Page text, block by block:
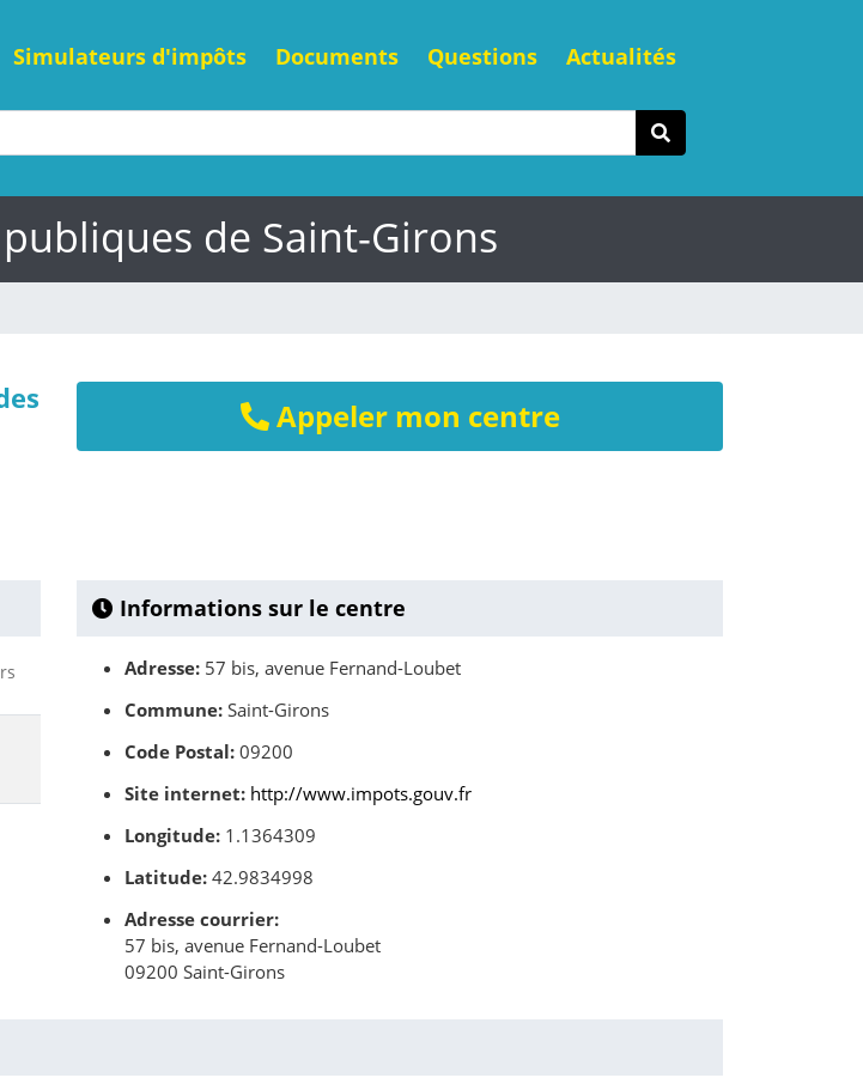
Simulateurs d'impôts Documents Questions Actualités
de Saint-Girons
Appeler mon centre
Informations sur le centre
Adresse: 57 bis, avenue Fernand-Loubet
Commune: Saint-Girons
Code Postal: 09200
Site internet: http://www.impots.gouv.fr
Longitude: 1.1364309
Latitude: 42.9834998
Adresse courrier:
57 bis, avenue Fernand-Loubet
09200 Saint-Girons